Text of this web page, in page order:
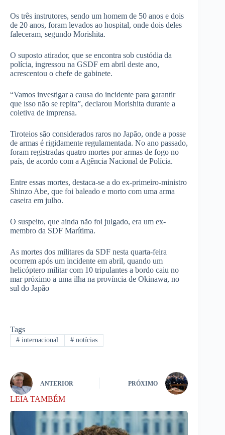
Os três instrutores, sendo um homem de 50 anos e dois
de 20 anos, foram levados ao hospital, onde dois deles
faleceram, segundo Morishita.
O suposto atirador, que se encontra sob custódia da
polícia, ingressou na GSDF em abril deste ano,
acrescentou o chefe de gabinete.
“Vamos investigar a causa do incidente para garantir
que isso não se repita”, declarou Morishita durante a
coletiva de imprensa.
Tiroteios são considerados raros no Japão, onde a posse
de armas é rigidamente regulamentada. No ano passado,
foram registradas quatro mortes por armas de fogo no
país, de acordo com a Agência Nacional de Polícia.
Entre essas mortes, destaca-se a do ex-primeiro-ministro
Shinzo Abe, que foi baleado e morto com uma arma
caseira em julho.
O suspeito, que ainda não foi julgado, era um ex-
membro da SDF Marítima.
As mortes dos militares da SDF nesta quarta-feira
ocorrem após um incidente em abril, quando um
helicóptero militar com 10 tripulantes a bordo caiu no
mar próximo a uma ilha na província de Okinawa, no
sul do Japão
Tags
#internacional #notícias
ANTERIOR PRÓXIMO
LEIA TAMBÉM